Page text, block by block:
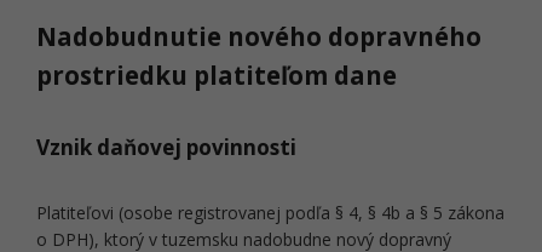
Nadobudnutie nového dopravného
prostriedku platiteľom dane
Vznik daňovej povinnosti
Platiteľovi (osobe registrovanej podľa § 4, § 4b a § 5 zákona
o DPH), ktorý v tuzemsku nadobudne nový dopravný